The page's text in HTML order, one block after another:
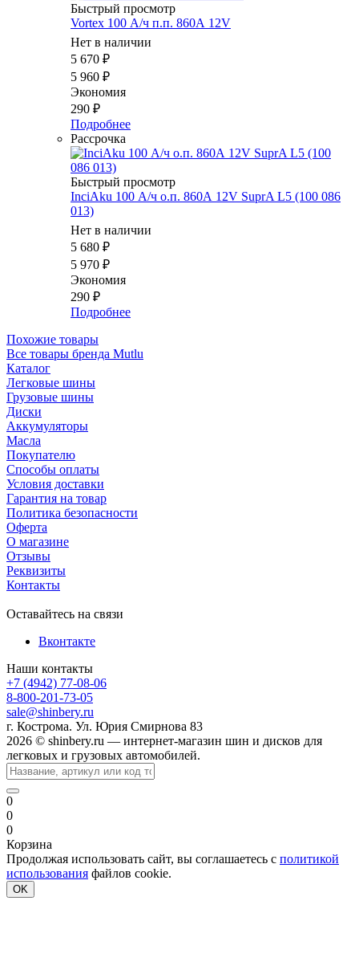
Быстрый просмотр
Vortex 100 А/ч п.п. 860А 12V
Нет в наличии
5 670 ₽
5 960 ₽
Экономия
290 ₽
Подробнее
Рассрочка
Быстрый просмотр
InciAku 100 А/ч о.п. 860А 12V SuprA L5 (100 086
013)
Нет в наличии
5 680 ₽
5 970 ₽
Экономия
290 ₽
Подробнее
Похожие товары
Все товары бренда Mutlu
Каталог
Легковые шины
Грузовые шины
Диски
Аккумуляторы
Масла
Покупателю
Способы оплаты
Условия доставки
Гарантия на товар
Политика безопасности
Оферта
О магазине
Отзывы
Реквизиты
Контакты
Оставайтесь на связи
Вконтакте
Наши контакты
+7 (4942) 77-08-06
8-800-201-73-05
sale@shinbery.ru
г. Кострома. Ул. Юрия Смирнова 83
2026 © shinbery.ru — интернет-магазин шин и дисков для
легковых и грузовых автомобилей.
0
0
0
Корзина
Продолжая использовать сайт, вы соглашаетесь с политикой
использования файлов cookie.
OK